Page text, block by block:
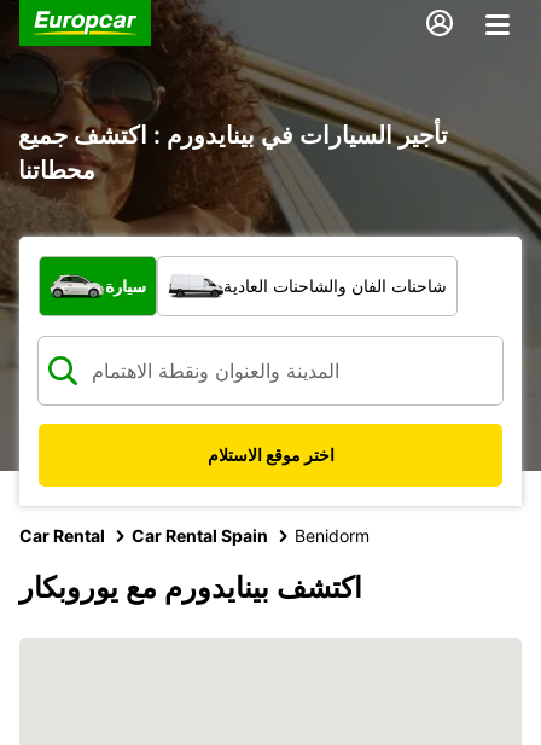
تأجير السيارات في بينايدورم : اكتشف جميع
محطاتنا
ما نوع المركبة؟
سيارة شاحنات الفان والشاحنات العادية
اختر موقع الاستلام
Car Rental Car Rental Spain Benidorm
اكتشف بينايدورم مع يوروبكار